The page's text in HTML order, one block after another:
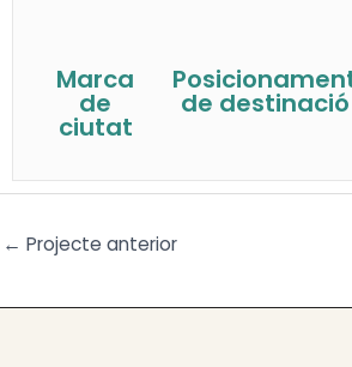
Marca
de
ciutat
de destinació
← Projecte anterior